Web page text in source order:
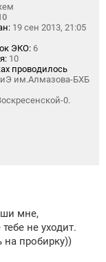
19 сен 2013, 21:05
ЭКО: 6
10
проводилось
им.Алмазова-БХБ
0.
мне,
не уходит.
на пробирку))